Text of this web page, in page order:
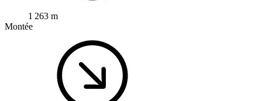
1 263 m
Montée